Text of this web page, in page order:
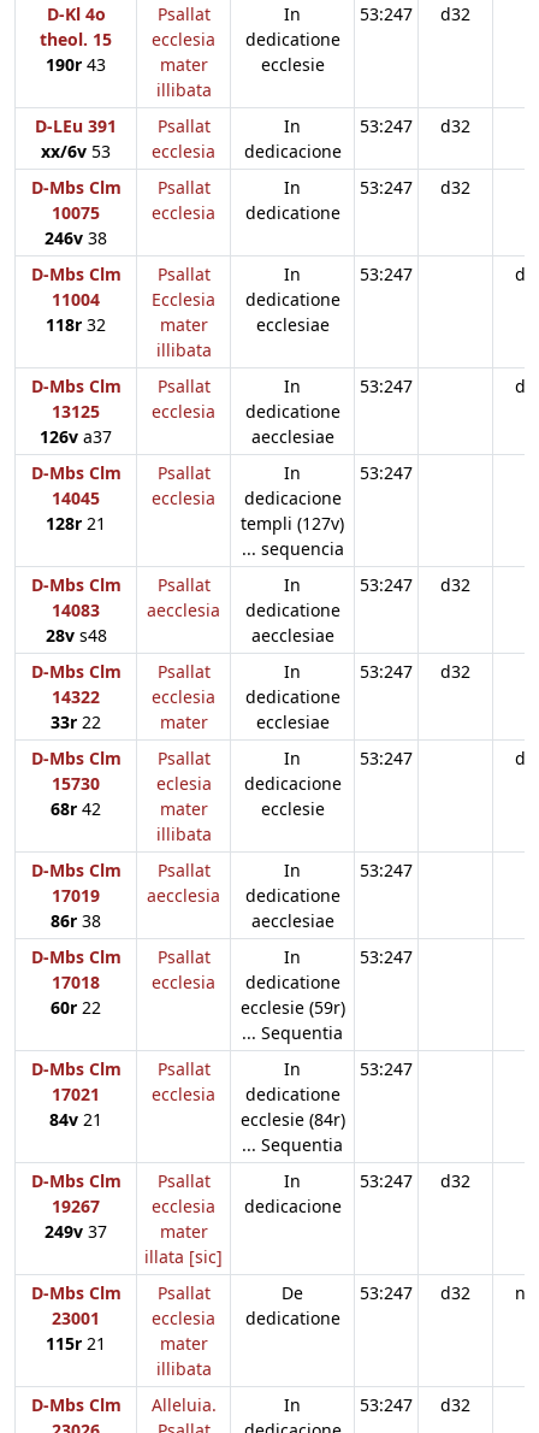
D-Kl 4o
theol. 15
190r 43
Psallat
ecclesia
mater
illibata
In
dedicatione
ecclesie
53:247 d32
D-LEu 391
xx/6v 53
Psallat
ecclesia
In
dedicacione
53:247 d32
D-Mbs Clm
10075
246v 38
Psallat
ecclesia
In
dedicatione
53:247 d32
D-Mbs Clm
11004
118r 32
Psallat
Ecclesia
mater
illibata
In
dedicatione
ecclesiae
53:247
D-Mbs Clm
13125
126v a37
Psallat
ecclesia
In
dedicatione
aecclesiae
53:247
D-Mbs Clm
14045
128r 21
Psallat
ecclesia
In
dedicacione
templi (127v)
... sequencia
53:247
D-Mbs Clm
14083
28vs48
Psallat
aecclesia
In
dedicatione
aecclesiae
53:247 d32
D-Mbs Clm
14322
33r 22
Psallat
ecclesia
mater
In
dedicatione
ecclesiae
53:247 d32
D-Mbs Clm
15730
68r 42
Psallat
eclesia
mater
illibata
In
dedicacione
ecclesie
53:247
D-Mbs Clm
17019
86r 38
Psallat
aecclesia
In
dedicatione
aecclesiae
53:247
D-Mbs Clm
17018
60r 22
Psallat
ecclesia
In
dedicatione
ecclesie (59r)
... Sequentia
53:247
D-Mbs Clm
17021
84v 21
Psallat
ecclesia
In
dedicatione
ecclesie (84r)
... Sequentia
53:247
D-Mbs Clm
19267
249v 37
Psallat
ecclesia
mater
illata [sic]
In
dedicacione
53:247 d32
D-Mbs Clm
23001
115r 21
Psallat
ecclesia
mater
illibata
De
dedicatione
53:247 d32
D-Mbs Clm
Alleluia.
In
53:247 d32